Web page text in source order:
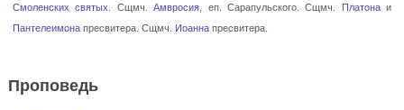
Смоленских святых
. Сщмч.Амвросия , еп. Сарапульского. Сщмч. Платонаи
Пантелеимонапресвитера. Сщмч. Иоаннапресвитера.
Проповедь